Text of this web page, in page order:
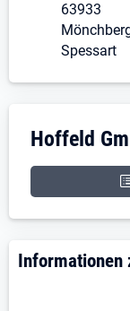
Arbeitsbeginn:
63933
Spessart
Hoffeld
Informationen